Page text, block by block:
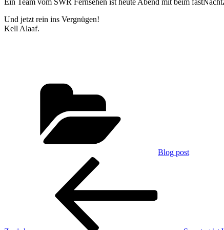
Ein Team vom SWR Fernsehen ist heute Abend mit beim
Und jetzt rein ins Vergnügen!
Kell Alaaf.
Blog post
Beitragsnavigation